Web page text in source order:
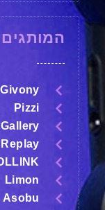
Givony
Pizzi
Replay
Limon
Asobu